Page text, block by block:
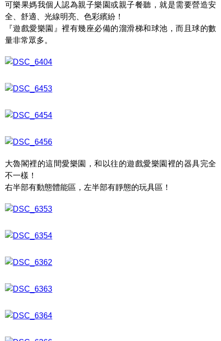
可樂果媽我個人認為親子樂園或親子餐聽，就是需要營造安
全、舒適、光線明亮、色彩繽紛！
『遊戲愛樂園』裡有幾座必備的溜滑梯和球池，而且球的數
量非常眾多。
大魯閣裡的這間愛樂園，和以往的遊戲愛樂園裡的器具完全
不一樣！
右半部有動態體能區，左半部有靜態的玩具區！